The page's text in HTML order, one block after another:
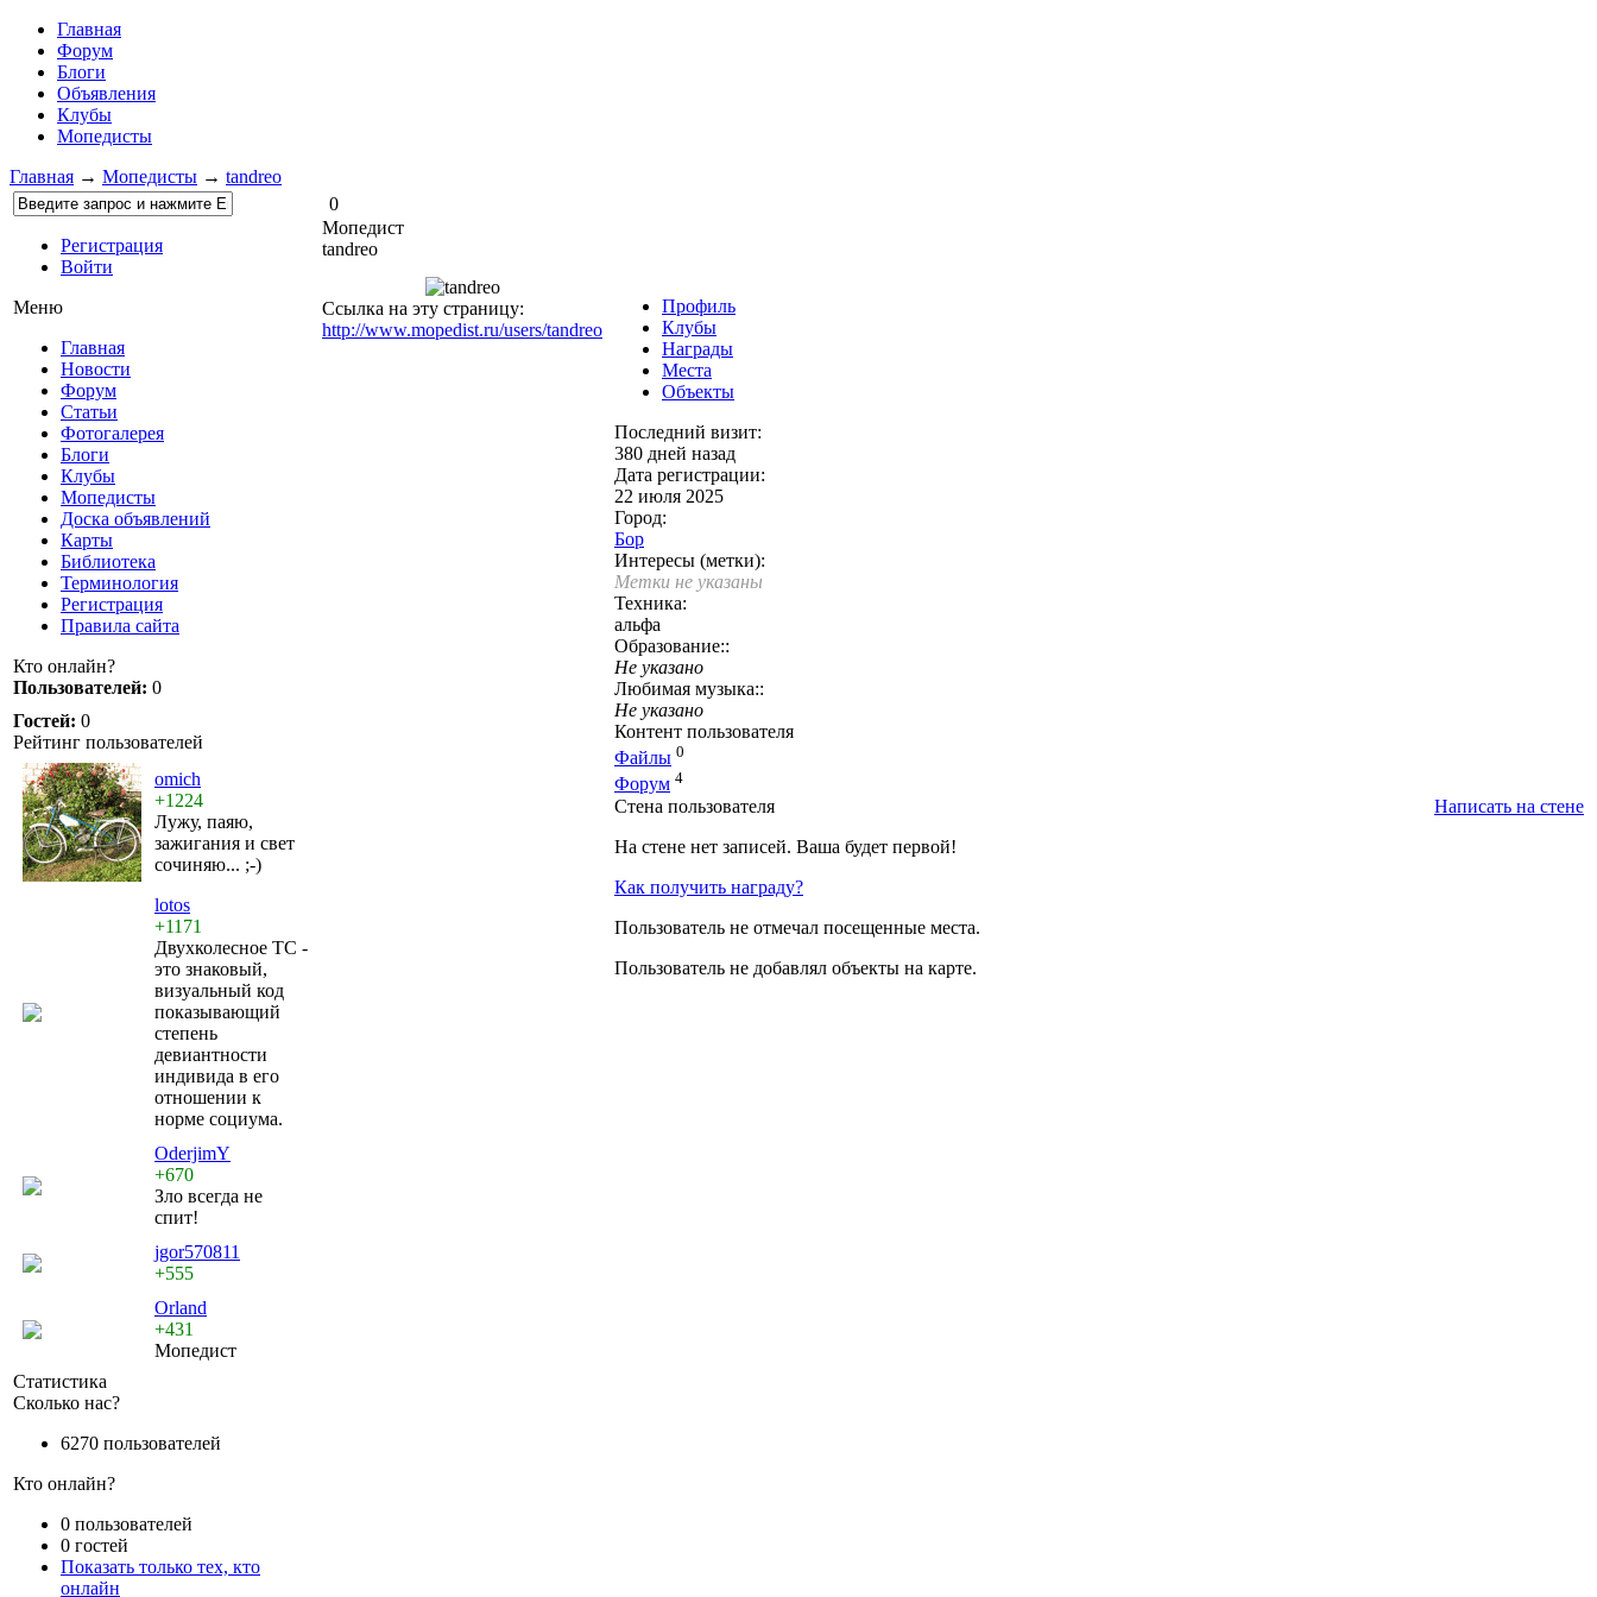
Главная
Форум
Блоги
Объявления
Клубы
Мопедисты
Главная → Мопедисты → tandreo
Регистрация
Войти
Меню
Главная
Новости
Форум
Статьи
Фотогалерея
Блоги
Клубы
Мопедисты
Доска объявлений
Карты
Библиотека
Терминология
Регистрация
Правила сайта
Кто онлайн?
Пользователей: 0
Гостей: 0
Рейтинг пользователей
omich
+1224
Лужу, паяю,
зажигания и свет
сочиняю... ;-)
lotos
+1171
Двухколесное ТС -
это знаковый,
визуальный код
показывающий
степень
девиантности
индивида в его
отношении к
норме социума.
OderjimY
+670
Зло всегда не
спит!
jgor570811
+555
Orland
+431
Мопедист
Статистика
Сколько нас?
6270 пользователей
Кто онлайн?
0 пользователей
0 гостей
Показать только тех, кто
онлайн
0
Мопедист
tandreo
Ссылка на эту страницу:
http://www.mopedist.ru/users/tandreo
Профиль
Клубы
Награды
Места
Объекты
Последний визит:
380 дней назад
Дата регистрации:
22 июля 2025
Город:
Бор
Интересы (метки):
Метки не указаны
Техника:
альфа
Образование::
Не указано
Любимая музыка::
Не указано
Контент пользователя
Файлы 0
Форум 4
Стена пользователя
Написать на стене
На стене нет записей. Ваша будет первой!
Как получить награду?
Пользователь не отмечал посещенные места.
Пользователь не добавлял объекты на карте.